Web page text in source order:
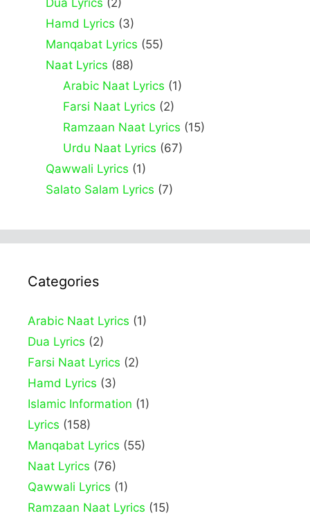
Hamd Lyrics (3)
Manqabat Lyrics (55)
Naat Lyrics (88)
Arabic Naat Lyrics (1)
Farsi Naat Lyrics (2)
Ramzaan Naat Lyrics (15)
Urdu Naat Lyrics (67)
Qawwali Lyrics (1)
Salato Salam Lyrics (7)
Categories
Arabic Naat Lyrics (1)
Dua Lyrics (2)
Farsi Naat Lyrics (2)
Hamd Lyrics (3)
Islamic Information (1)
Lyrics (158)
Manqabat Lyrics (55)
Naat Lyrics (76)
Qawwali Lyrics (1)
Ramzaan Naat Lyrics (15)